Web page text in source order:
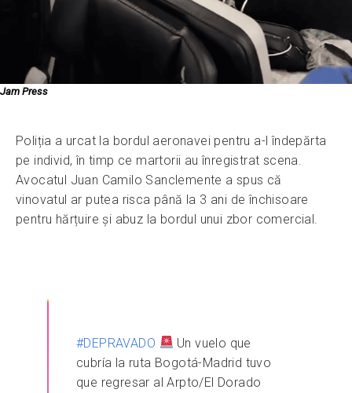
Jam Press
Poliția a urcat la bordul aeronavei pentru a-l îndepărta
pe individ, în timp ce martorii au înregistrat scena.
Avocatul Juan Camilo Sanclemente a spus că
vinovatul ar putea risca până la 3 ani de închisoare
pentru hărțuire și abuz la bordul unui zbor comercial.
#DEPRAVADO
Un vuelo que
cubría la ruta Bogotá-Madrid tuvo
que regresar al Arpto/El Dorado